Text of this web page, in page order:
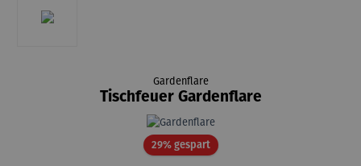
Gardenflare
Tischfeuer Gardenflare
29% gespartRabatt